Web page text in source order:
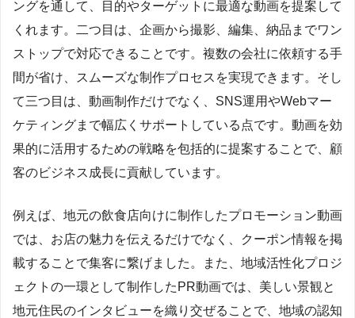
ングを通して、目的やターゲットに最適な動画を提案して
くれます。二つ目は、企画から撮影、編集、納品までワン
ストップで対応できることです。複数の会社に依頼する手
間が省け、スムーズな制作プロセスを実現できます。そし
て三つ目は、動画制作だけでなく、SNS運用やWebマー
ケティングまで幅広くサポートしている点です。動画を効
果的に活用するための戦略を包括的に提案することで、顧
客のビジネス成長に貢献しています。
例えば、地元の飲食店向けに制作したプロモーション動画
では、お店の魅力を伝えるだけでなく、クーポン情報を掲
載することで集客に繋げました。また、地域活性化プロジ
ェクトの一環として制作したPR動画では、美しい景観と
地元住民のインタビューを織り交ぜることで、地域の認知